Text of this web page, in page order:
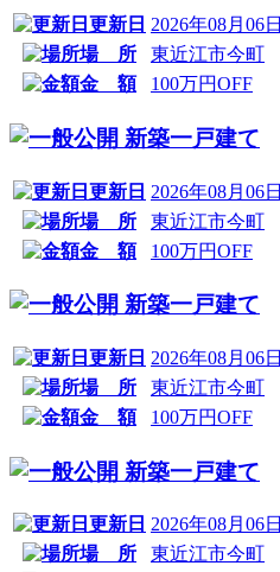
更新日 2026年08月06日
場 所
東近江市今町
金 額
100万円OFF
新築一戸建て
更新日 2026年08月06日
場 所
東近江市今町
金 額
100万円OFF
新築一戸建て
更新日 2026年08月06日
場 所
東近江市今町
金 額
100万円OFF
新築一戸建て
更新日 2026年08月06日
場 所
東近江市今町